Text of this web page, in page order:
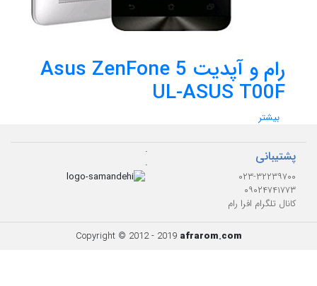
رام و آپدیت Asus ZenFone 5
UL-ASUS T00F
بیشتر
پشتیبانی
۰۲۳-۳۲۲۳۹۷۰۰
۰۹۰۲۴۷۴۱۷۷۳
کانال تلگرام افرا رام
.
.
Copyright © 2012 - 2019 afrarom.com